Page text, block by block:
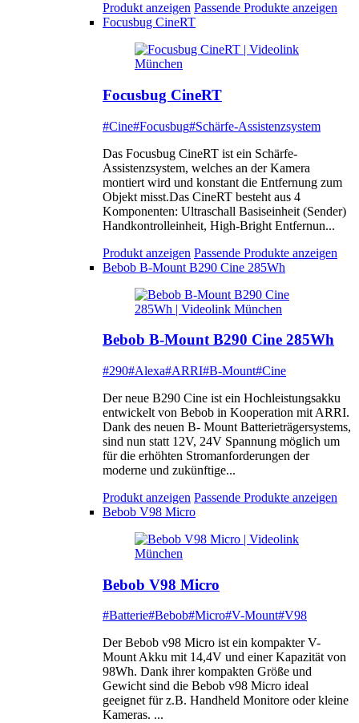
Produkt anzeigen Passende Produkte anzeigen
Focusbug CineRT
Focusbug CineRT
#Cine#Focusbug#Schärfe-Assistenzsystem
Das Focusbug CineRT ist ein Schärfe-
Assistenzsystem, welches an der Kamera
montiert wird und konstant die Entfernung zum
Objekt misst.Das CineRT besteht aus 4
Komponenten: Ultraschall Basiseinheit (Sender)
Handkontrolleinheit, High-Bright Entfernun...
Produkt anzeigen Passende Produkte anzeigen
Bebob B-Mount B290 Cine 285Wh
Bebob B-Mount B290 Cine 285Wh
#290#Alexa#ARRI#B-Mount#Cine
Der neue B290 Cine ist ein Hochleistungsakku
entwickelt von Bebob in Kooperation mit ARRI.
Dank des neuen B- Mount Batterieträgersystems,
sind nun statt 12V, 24V Spannung möglich um
für die erhöhten Stromanforderungen der
moderne und zukünftige...
Produkt anzeigen Passende Produkte anzeigen
Bebob V98 Micro
Bebob V98 Micro
#Batterie#Bebob#Micro#V-Mount#V98
Der Bebob v98 Micro ist ein kompakter V-
Mount Akku mit 14,4V und einer Kapazität von
98Wh. Dank ihrer kompakten Größe und
Gewicht sind die Bebob v98 Micro ideal
geeignet für z.B. Handheld Monitore oder kleine
Kameras. ...